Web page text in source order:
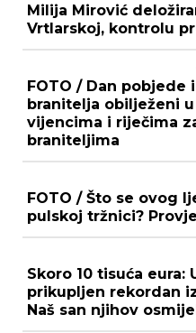
Milija Mirović
Vrtlarskoj, kontrolu
FOTO / Dan pobjede
branitelja obilježeni
vijencima i riječima
braniteljima
FOTO / Što se ovog
pulskoj tržnici?
Skoro 10 tisuća eura:
prikupljen rekordan
Naš san njihov